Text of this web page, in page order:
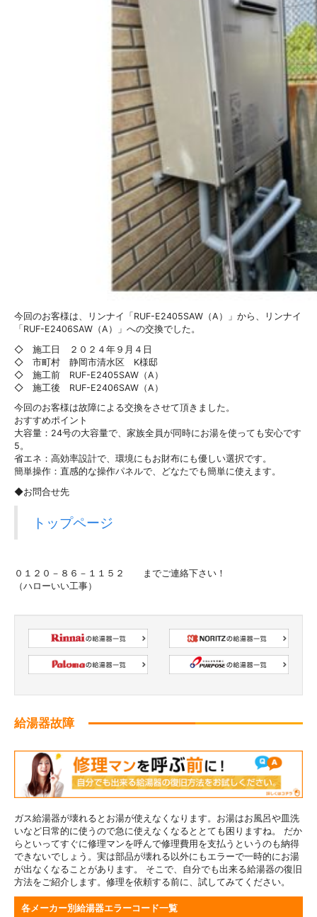
今回のお客様は、リンナイ「RUF-E2405SAW（A）」から、リンナイ
「RUF-E2406SAW（A）」への交換でした。
◇ 施工日 ２０２４年９月４日
◇ 市町村 静岡市清水区 K様邸
◇ 施工前 RUF-E2405SAW（A）
◇ 施工後 RUF-E2406SAW（A）
今回のお客様は故障による交換をさせて頂きました。
おすすめポイント
大容量：24号の大容量で、家族全員が同時にお湯を使っても安心です
5。
省エネ：高効率設計で、環境にもお財布にも優しい選択です。
簡単操作：直感的な操作パネルで、どなたでも簡単に使えます。
◆お問合せ先
トップページ
０１２０－８６－１１５２ までご連絡下さい！
（ハローいい工事）
給湯器故障
ガス給湯器が壊れるとお湯が使えなくなります。お湯はお風呂や皿洗
いなど日常的に使うので急に使えなくなるととても困りますね。 だか
らといってすぐに修理マンを呼んで修理費用を支払うというのも納得
できないでしょう。実は部品が壊れる以外にもエラーで一時的にお湯
が出なくなることがあります。 そこで、自分でも出来る給湯器の復旧
方法をご紹介します。修理を依頼する前に、試してみてください。
各メーカー別給湯器エラーコード一覧